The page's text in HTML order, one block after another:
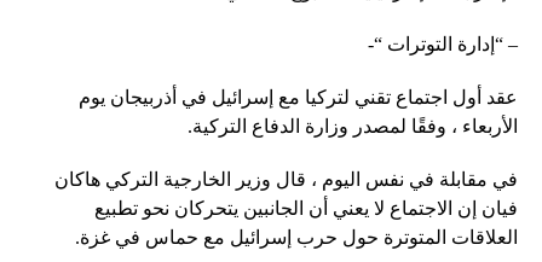
– “إدارة التوترات “-
عقد أول اجتماع تقني لتركيا مع إسرائيل في أذربيجان يوم
الأربعاء ، وفقًا لمصدر وزارة الدفاع التركية.
في مقابلة في نفس اليوم ، قال وزير الخارجية التركي هاكان
فيان إن الاجتماع لا يعني أن الجانبين يتحركان نحو تطبيع
العلاقات المتوترة حول حرب إسرائيل مع حماس في غزة.